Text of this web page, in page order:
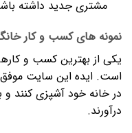
مشتری جدید داشته
نمونه های کسب و کار
یکی از بهترین کسب و
است. ایده این سایت موفق و
در خانه خود آشپزی کنند
درآورند.